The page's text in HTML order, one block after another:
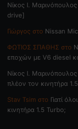
Nίκος Ι. Mαρινόπουλος
drive]
Γιώργος στο Nissan
ΦΩΤΙΟΣ ΣΠΑΘΗΣ στο
εποχών με V6 diesel
Nίκος Ι. Mαρινόπουλος
πλέον τον κινητήρα
Stav Tsim στο Γιατί
κινητήρα 1.5 Turbo;